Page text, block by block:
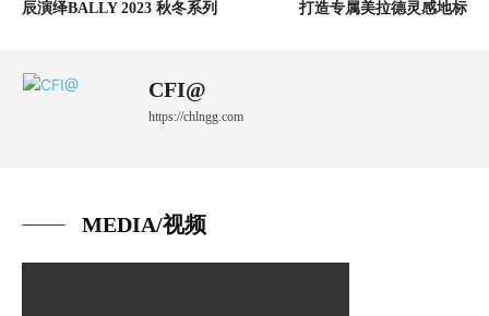
辰演绎BALLY 2023 秋冬系列 打造专属美拉德灵感地标
CFI@
https://chlngg.com
MEDIA/视频